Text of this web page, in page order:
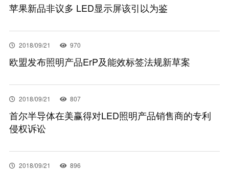
苹果新品非议多 LED显示屏该引以为鉴
2018/09/21 970
欧盟发布照明产品ErP及能效标签法规新草案
2018/09/21 807
首尔半导体在美赢得对LED照明产品销售商的专利
侵权诉讼
2018/09/21 896